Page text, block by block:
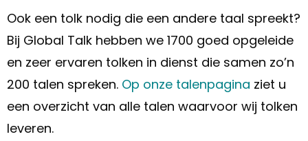
Ook een tolk nodig die een andere taal spreekt?
Bij Global Talk hebben we 1700 goed opgeleide
en zeer ervaren tolken in dienst die samen zo’n
200 talen spreken. Op onze talenpagina ziet u
een overzicht van alle talen waarvoor wij tolken
leveren.